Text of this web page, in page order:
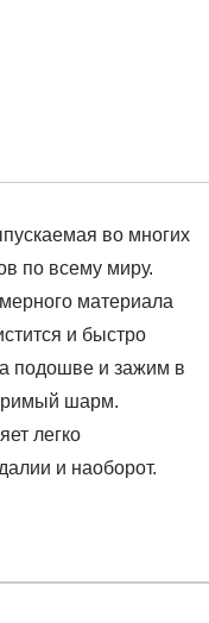
во многих
по всему миру.
материала
и быстро
подошве и зажим в
шарм.
легко
и наоборот.